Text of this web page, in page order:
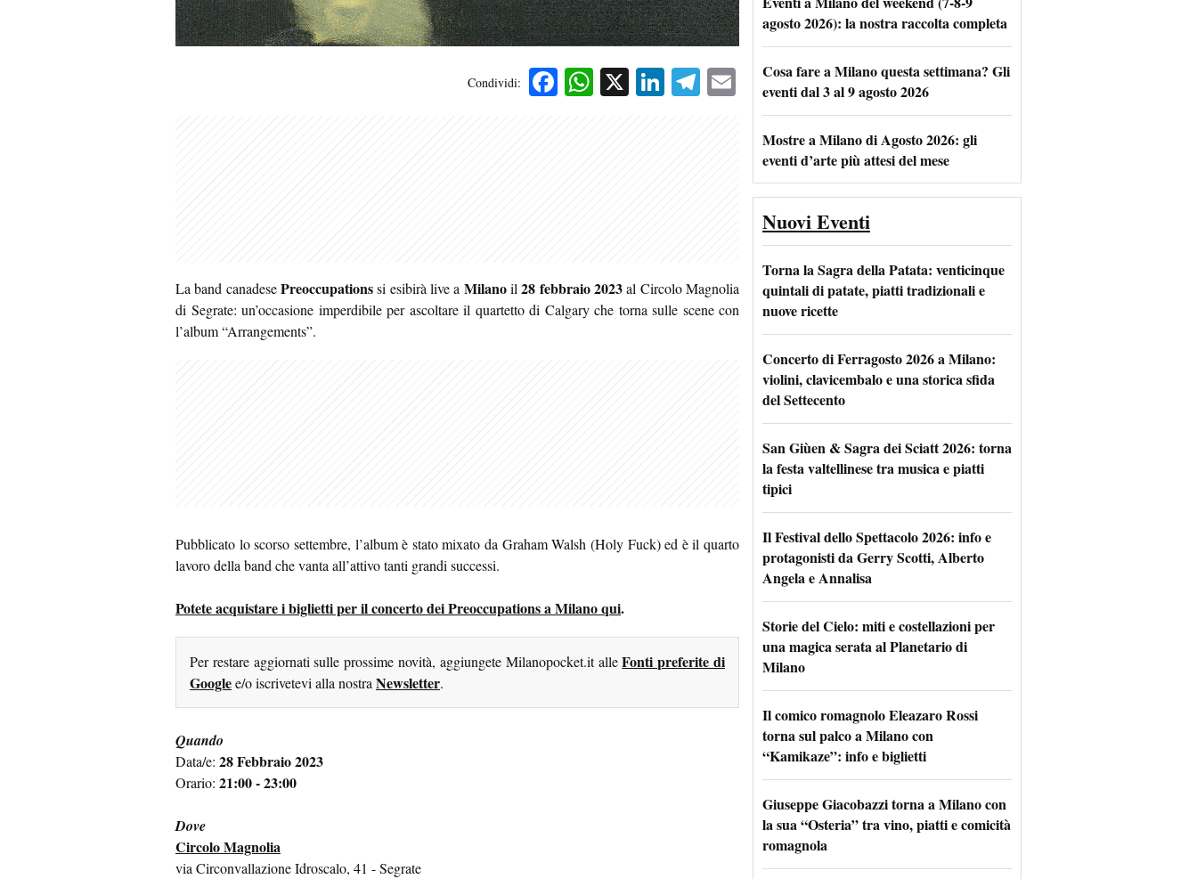
Condividi: Facebook
WhatsApp
X LinkedIn
Telegram
Email
La band canadesePreoccupationssi esibirà live a Milanoil28 febbraio 2023al Circolo Magnolia
di Segrate: un’occasione imperdibile per ascoltare il quartetto di Calgary che torna sulle scene con
l’album “Arrangements”.
Pubblicato lo scorso settembre, l’album è stato mixato da Graham Walsh (Holy Fuck) ed è il quarto
lavoro della band che vanta all’attivo tanti grandi successi.
Potete acquistare i biglietti per il concerto dei Preoccupations a Milano qui.
Per restare aggiornati sulle prossime novità, aggiungete Milanopocket.it alleFonti preferite di
Googlee/o iscrivetevi alla nostraNewsletter.
Quando
Data/e: 28 Febbraio 2023
Orario: 21:00 - 23:00
Dove
Circolo Magnolia
via Circonvallazione Idroscalo, 41 - Segrate
agosto 2026): la nostra raccolta completa
Cosa fare a Milano questa settimana? Gli
eventi dal 3 al 9 agosto 2026
Mostre a Milano di Agosto 2026: gli
eventi d’arte più attesi del mese
Nuovi Eventi
Torna la Sagra della Patata: venticinque
quintali di patate, piatti tradizionali e
nuove ricette
Concerto di Ferragosto 2026 a Milano:
violini, clavicembalo e una storica sfida
del Settecento
San Giùen & Sagra dei Sciatt 2026: torna
la festa valtellinese tra musica e piatti
tipici
Il Festival dello Spettacolo 2026: info e
protagonisti da Gerry Scotti, Alberto
Angela e Annalisa
Storie del Cielo: miti e costellazioni per
una magica serata al Planetario di
Milano
Il comico romagnolo Eleazaro Rossi
torna sul palco a Milano con
“Kamikaze”: info e biglietti
Giuseppe Giacobazzi torna a Milano con
la sua “Osteria” tra vino, piatti e comicità
romagnola